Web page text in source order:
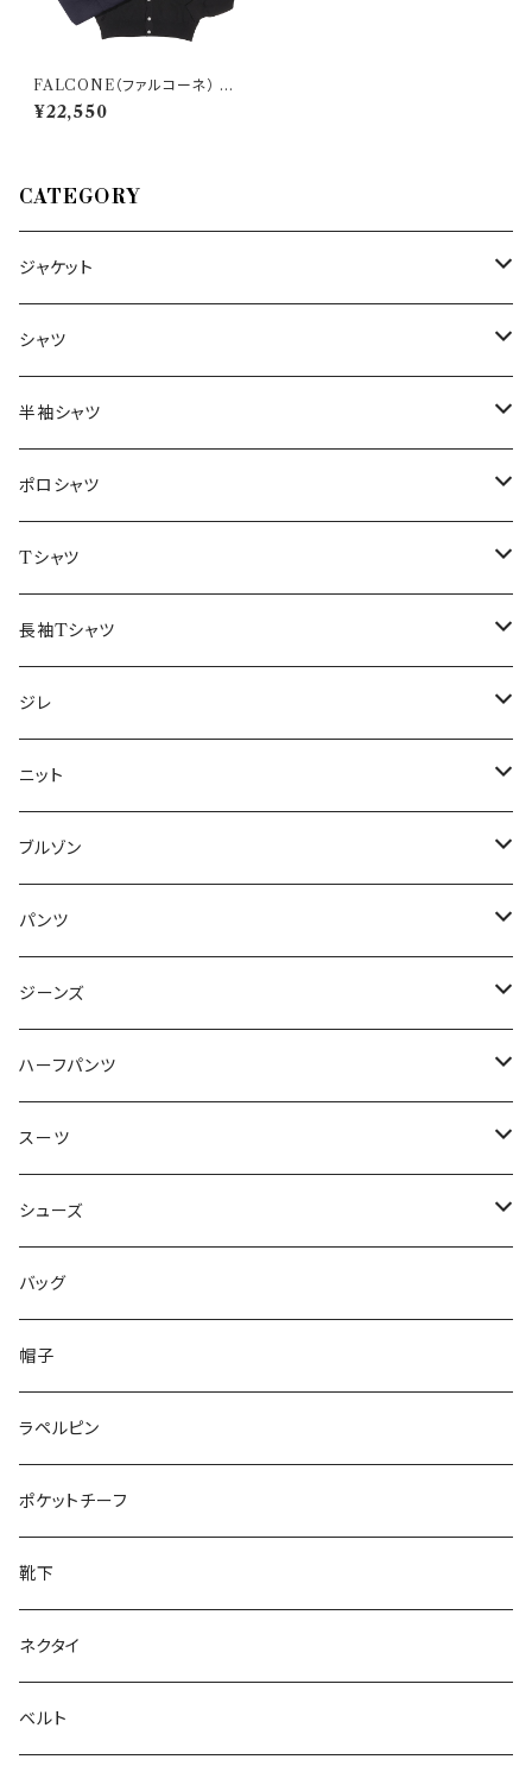
FALCONE（ファルコーネ） カ
ーディガン R0406 24521
¥22,550
CATEGORY
ジャケット
～44/S
46/M
48/L
50/XL～
シャツ
～44/S
46/M
48/L
50/XL～
半袖シャツ
～44/S
46/M
48/L
50/XL～
ポロシャツ
～44/S
46/M
48/L
50/XL～
Tシャツ
～44/S
46/M
48/L
50/XL～
長袖Tシャツ
～44/S
46/M
48/L
50/XL～
ジレ
～44/S
46/M
48/L
50/XL～
ニット
～44/S
46/M
48/L
50/XL～
ブルゾン
～44/S
46/M
48/L
50/XL～
パンツ
～44/S
46/M
48/L
50/XL～
ジーンズ
～44/S
46/M
48/L
50/XL～
ハーフパンツ
～44/S
46/M
48/L
50/XL～
スーツ
～44/S
46/M
48/L
50/XL～
シューズ
～25.5cm
26cm～
27cm～
28cm～
バッグ
帽子
ラペルピン
ポケットチーフ
靴下
ネクタイ
ベルト